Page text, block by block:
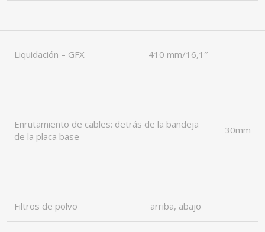
Liquidación – GFX 410 mm/16,1″
Enrutamiento de cables: detrás de la bandeja
de la placa base
30mm
Filtros de polvo arriba, abajo